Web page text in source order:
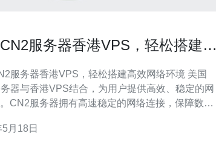
服务器香港VPS，轻松搭建高
服务器香港VPS，轻松搭建高效网络环境 美国
器与香港VPS结合，为用户提供高效、稳定的网
CN2服务器拥有高速稳定的网络连接，保障数据
为用户搭建个性化高效网络环境提供了便利。 搭
月18日